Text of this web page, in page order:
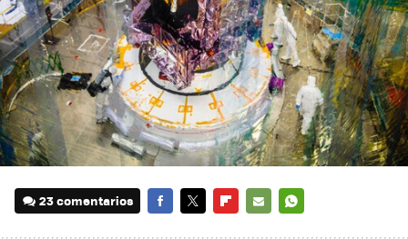
23 comentarios